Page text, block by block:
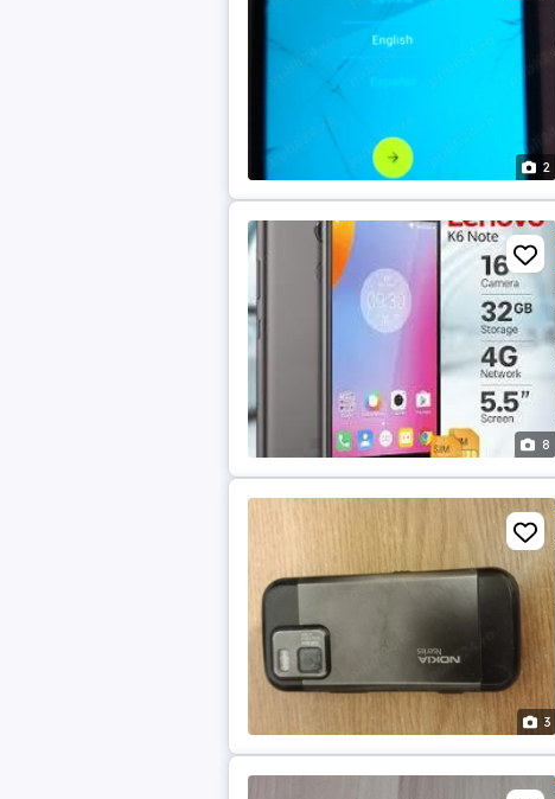
2
8
3